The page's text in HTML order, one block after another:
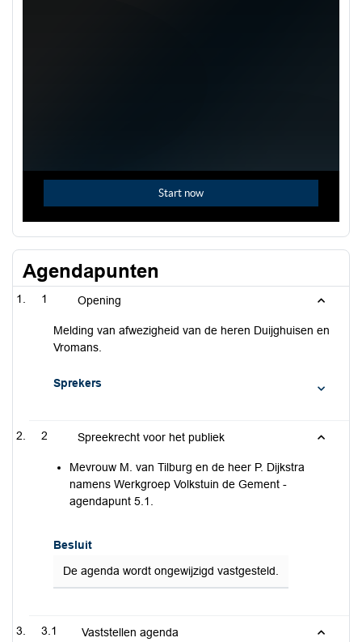
Agendapunten
1 Opening
Melding van afwezigheid van de heren Duijghuisen en
Vromans.
Sprekers
2 Spreekrecht voor het publiek
Mevrouw M. van Tilburg en de heer P. Dijkstra
namens Werkgroep Volkstuin de Gement -
agendapunt 5.1.
Besluit
De agenda wordt ongewijzigd vastgesteld.
3.1 Vaststellen agenda